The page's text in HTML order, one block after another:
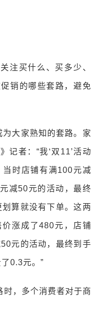
注买什么、买多少、
销的哪些套路，避免
为大家熟知的套路。家
记者：“我‘双11’活动
时店铺有满100元减
减50元的活动，最终
算就没有下单。这两
涨成了480元，店铺
元的活动，最终到手
0.3元。”
时，多个消费者对于商